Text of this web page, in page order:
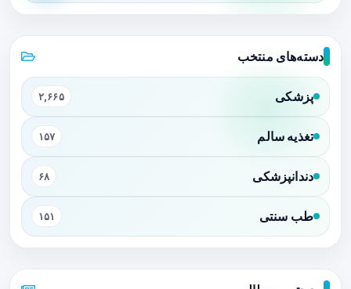
دسته‌های منتخب
پزشکی ۲,۶۶۵
تغذیه سالم ۱۵۷
دندانپزشکی ۶۸
طب سنتی ۱۵۱